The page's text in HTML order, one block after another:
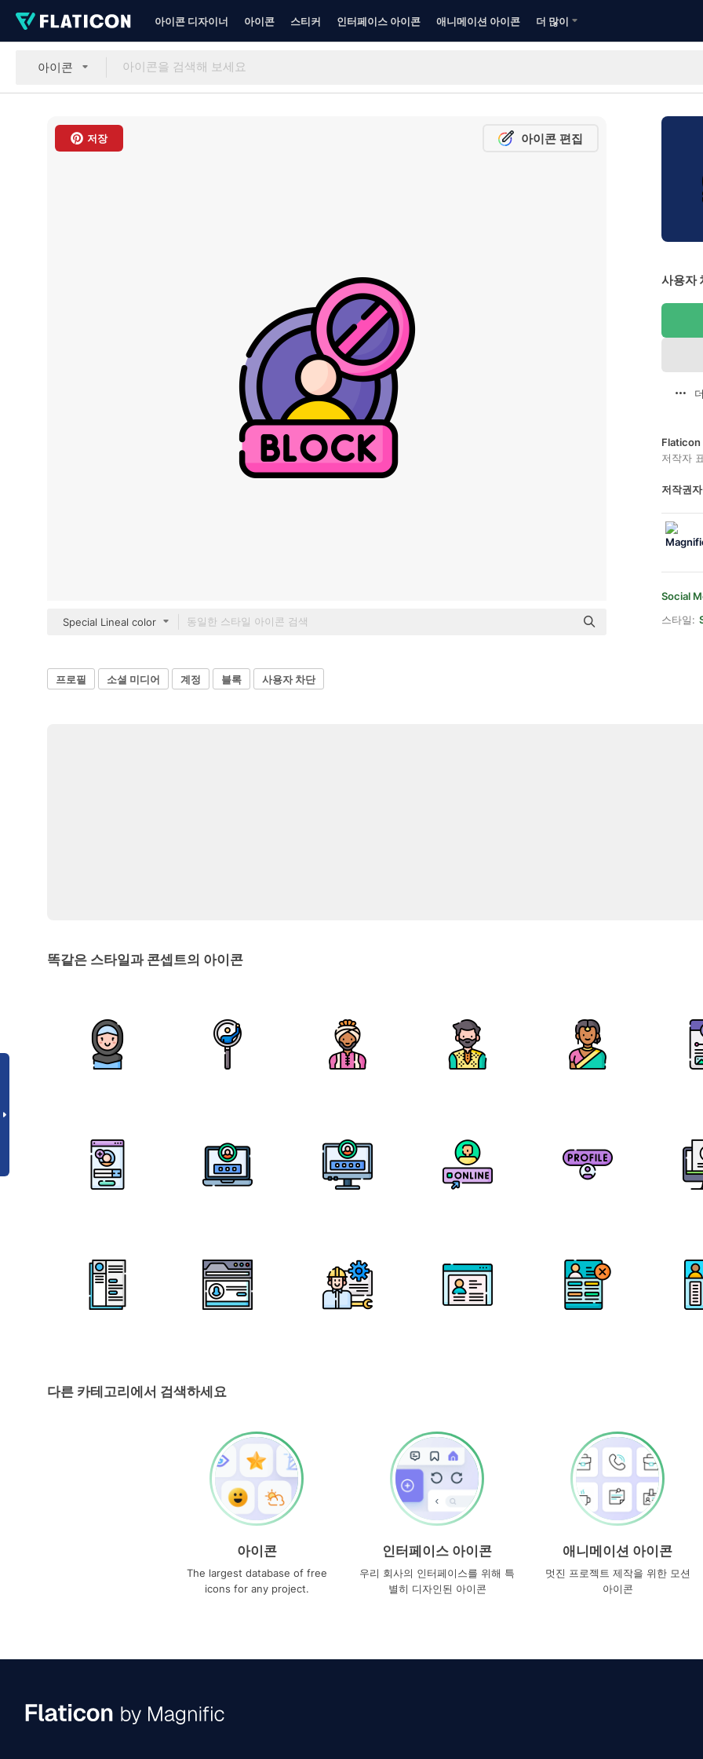
아이콘 디자이너 아이콘 스티커 인터페이스 아이콘 애니메이션 아이콘 더 많이
아이콘
저장 아이콘 편집
Special Lineal color
사용자
Flaticon
저작자
저작권
Social
스타일:
프로필 소셜 미디어 계정 블록 사용자 차단
똑같은 스타일과 콘셉트의 아이콘
다른 카테고리에서 검색하세요
아이콘
The largest database of free
icons for any project.
인터페이스 아이콘
우리 회사의 인터페이스를 위해 특
별히 디자인된 아이콘
애니메이션 아이콘
멋진 프로젝트 제작을 위한 모션
아이콘